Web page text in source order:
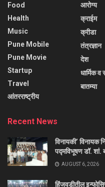
Food
Health
Music
Pune Mobile
Pune Movie
Startup
Travel
आंतरराष्ट्रीय
आरोग्य
क्राईम
क्रीडा
तंत्रज्ञान
देश
धार्मिक
बातम्या
Recent News
विनायकी’ विनायक
पद्मविभूषण डॉ. शां.
AUGUST 6, 2026
हिंजवडीतील